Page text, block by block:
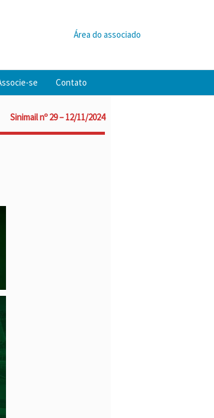
Área do associado
se Contato
Sinimail nº 29 – 12/11/2024